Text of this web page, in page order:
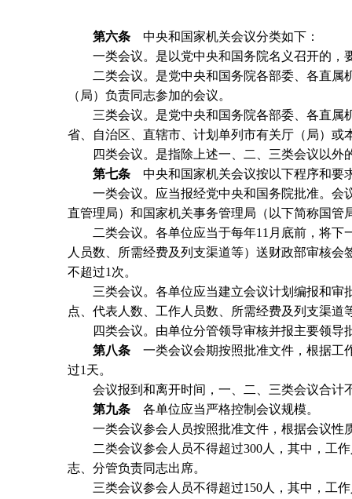
第六条 中央和国家机关会议分类如下：
一类会议。是以党中央和国务院名义召开的，
二类会议。是党中央和国务院各部委、各直属
（局）负责同志参加的会议。
三类会议。是党中央和国务院各部委、各直属
省、自治区、直辖市、计划单列市有关厅（局）或
四类会议。是指除上述一、二、三类会议以外
第七条 中央和国家机关会议按以下程序和要
一类会议。应当报经党中央和国务院批准。会
直管理局）和国家机关事务管理局（以下简称国管
二类会议。各单位应当于每年11月底前，将下
人员数、所需经费及列支渠道等）送财政部审核
不超过1次。
三类会议。各单位应当建立会议计划编报和审
点、代表人数、工作人员数、所需经费及列支渠
四类会议。由单位分管领导审核并报主要领导
第八条 一类会议会期按照批准文件，根据工
过1天。
会议报到和离开时间，一、二、三类会议合计
第九条 各单位应当严格控制会议规模。
一类会议参会人员按照批准文件，根据会议性
二类会议参会人员不得超过300人，其中，工作
志、分管负责同志出席。
三类会议参会人员不得超过150人，其中，工作